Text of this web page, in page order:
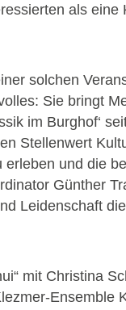
als eine
solchen
Sie bringt
im Burghof‘
Stellenwert
und die
Günther
Leidenschaft
mit Christina
Ensemble